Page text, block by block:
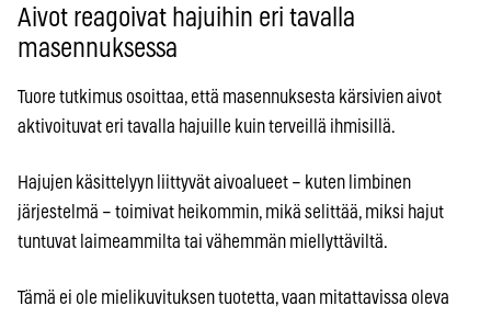
Aivot reagoivat hajuihin eri tavalla
masennuksessa
Tuore tutkimus osoittaa, että masennuksesta kärsivien aivot
aktivoituvat eri tavalla hajuille kuin terveillä ihmisillä.
Hajujen käsittelyyn liittyvät aivoalueet – kuten limbinen
järjestelmä – toimivat heikommin, mikä selittää, miksi hajut
tuntuvat laimeammilta tai vähemmän miellyttäviltä.
Tämä ei ole mielikuvituksen tuotetta, vaan mitattavissa oleva